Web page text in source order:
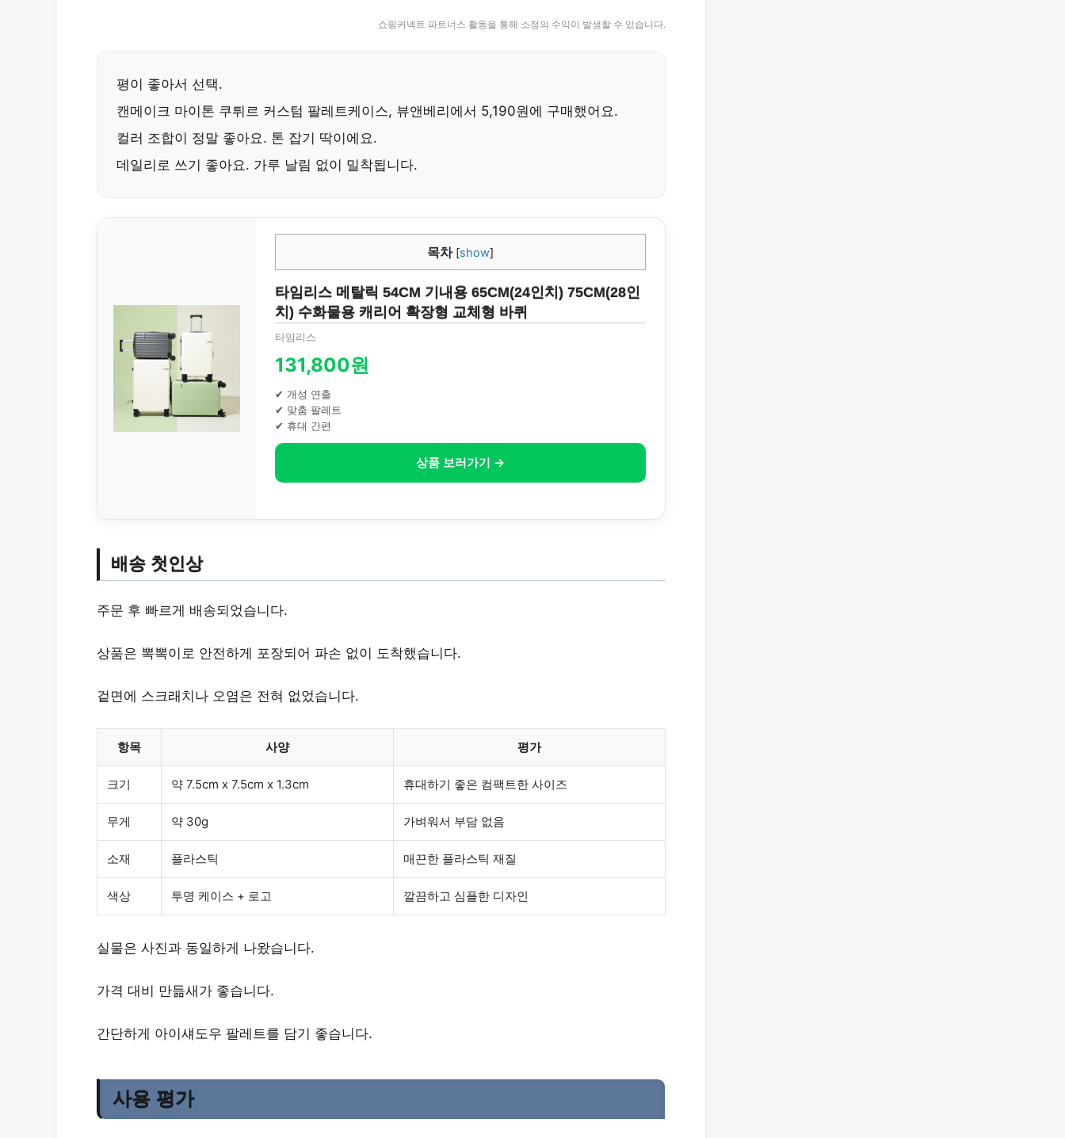
쇼핑커넥트 파트너스 활동을 통해 소정의 수익이 발생할 수 있습니다.
평이 좋아서 선택.
캔메이크 마이톤 쿠튀르 커스텀 팔레트케이스, 뷰앤베리에서 5,190원에 구매했어요.
컬러 조합이 정말 좋아요. 톤 잡기 딱이에요.
데일리로 쓰기 좋아요. 가루 날림 없이 밀착됩니다.
목차 [show]
타임리스 메탈릭 54CM 기내용 65CM(24인치) 75CM(28인
치) 수화물용 캐리어 확장형 교체형 바퀴
타임리스
131,800원
✔ 개성 연출
✔ 맞춤 팔레트
✔ 휴대 간편
상품 보러가기 →
배송 첫인상
주문 후 빠르게 배송되었습니다.
상품은 뽁뽁이로 안전하게 포장되어 파손 없이 도착했습니다.
겉면에 스크래치나 오염은 전혀 없었습니다.
항목 사양 평가
크기 약 7.5cm x 7.5cm x 1.3cm 휴대하기 좋은 컴팩트한 사이즈
무게 약 30g 가벼워서 부담 없음
소재 플라스틱 매끈한 플라스틱 재질
색상 투명 케이스 + 로고 깔끔하고 심플한 디자인
실물은 사진과 동일하게 나왔습니다.
가격 대비 만듦새가 좋습니다.
간단하게 아이섀도우 팔레트를 담기 좋습니다.
사용 평가